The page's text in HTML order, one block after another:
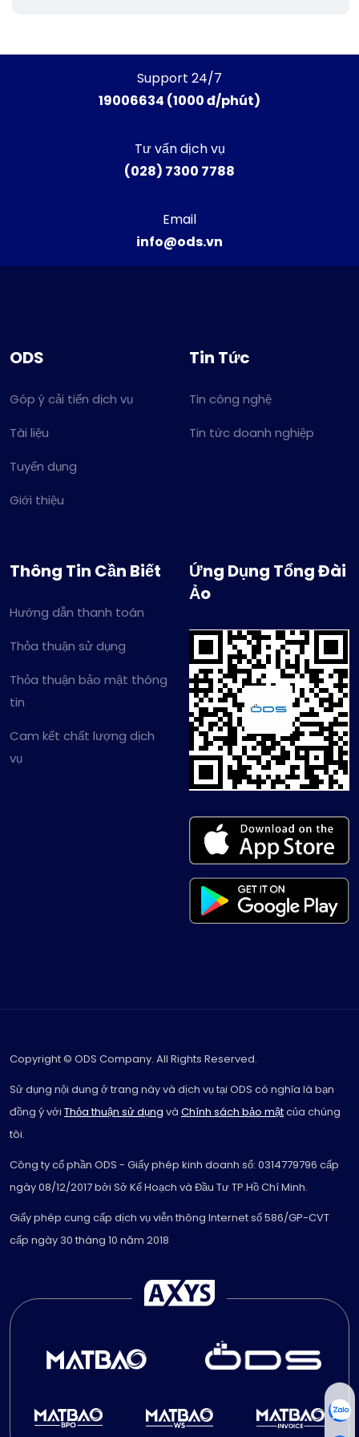
Support 24/7
19006634 (1000 đ/phút)
Tư vấn dịch vụ
(028) 7300 7788
Email
info@ods.vn
ODS
Góp ý cải tiến dịch vụ
Tài liệu
Tuyển dụng
Giới thiệu
Tin Tức
Tin công nghệ
Tin tức doanh nghiệp
Thông Tin Cần Biết
Hướng dẫn thanh toán
Thỏa thuận sử dụng
Thỏa thuận bảo mật thông
tin
Cam kết chất lượng dịch
vụ
Ứng Dụng Tổng Đài
Ảo
Copyright © ODS Company. All Rights Reserved.
Sử dụng nội dung ở trang này và dịch vụ tại ODS có nghĩa là bạn
đồng ý với Thỏa thuận sử dụng và Chính sách bảo mậtcủa chúng
tôi.
Công ty cổ phần ODS - Giấy phép kinh doanh số: 0314779796 cấp
ngày 08/12/2017 bởi Sở Kế Hoạch và Đầu Tư TP.Hồ Chí Minh.
Giấy phép cung cấp dịch vụ viễn thông Internet số 586/GP-CVT
cấp ngày 30 tháng 10 năm 2018